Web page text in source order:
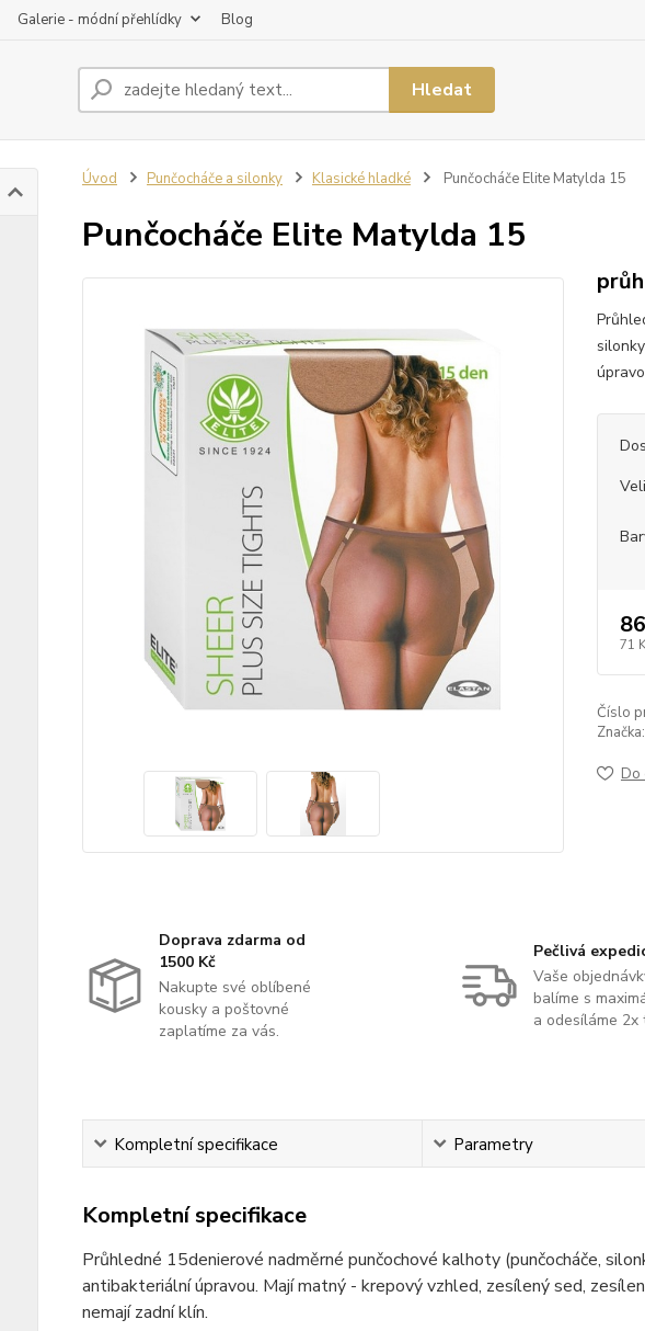
Galerie - módní přehlídky Blog
Hledat
Úvod Punčocháče a silonky Klasické hladké Punčocháče Elite Matylda 15
Punčocháče Elite Matylda 15
71
Číslo
Značka:
Do
Doprava zdarma od
1500 Kč
Nakupte své oblíbené
kousky a poštovné
zaplatíme za vás.
Pečlivá
Vaše
balíme s
a odesíláme 2x
Kompletní specifikace Parametry
Kompletní specifikace
Průhledné 15denierové nadměrné punčochové kalhoty (punčocháče,
antibakteriální úpravou. Mají matný - krepový vzhled, zesílený sed,
nemají zadní klín.